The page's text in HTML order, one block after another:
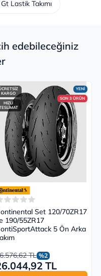
Lastik Takımı
edebileceğiniz
YENİ
SON 3 ÜRÜN
KARGO
HIZLI
Set 120/70ZR17
190/55ZR17
5 Ön Arka
TL %2
TL